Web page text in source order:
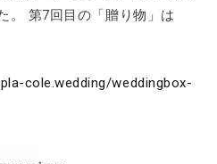
。 第7回目の「贈り物」は
cole.wedding/weddingbox-